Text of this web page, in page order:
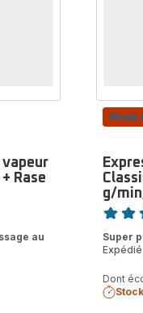
vapeur
Rase
au
Mode
g/
Note
Super
Dont